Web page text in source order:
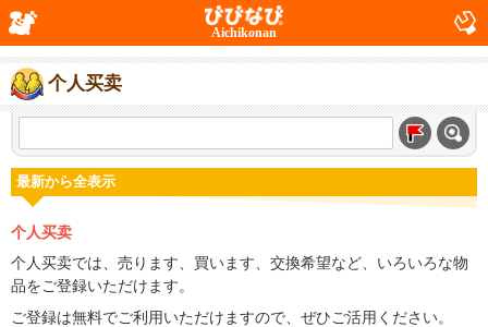
Aichikonan
个人买卖
最新から全表示
个人买卖
个人买卖では、売ります、買います、交換希望など、いろいろな物
品をご登録いただけます。
ご登録は無料でご利用いただけますので、ぜひご活用ください。